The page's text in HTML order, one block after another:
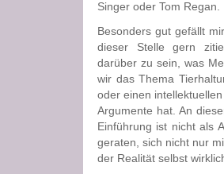
Singer oder Tom Regan.
Besonders gut gefällt
dieser Stelle gern
darüber zu sein, was
wir das Thema
oder einen
Argumente hat. An
Einführung ist nicht als
geraten, sich nicht nur
der Realität selbst